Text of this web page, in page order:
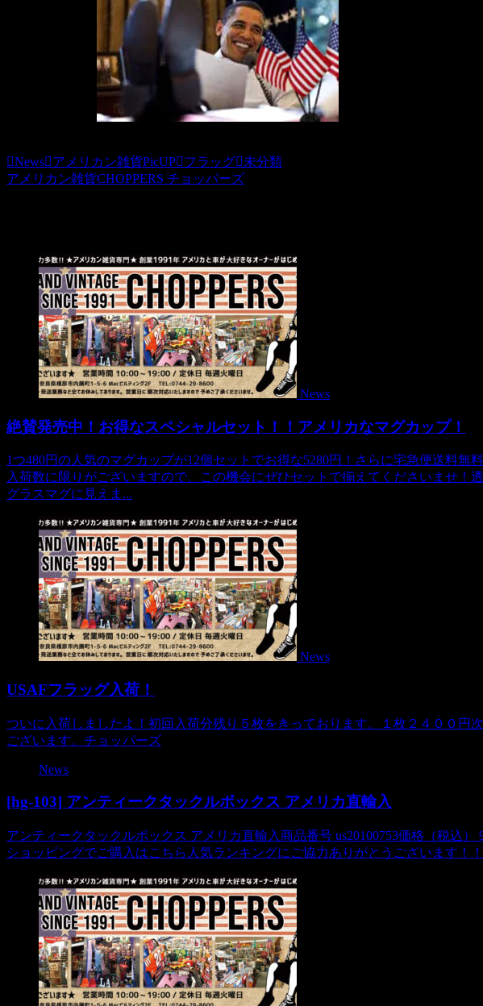
News アメリカン雑貨PicUP フラッグ
未分類
アメリカン雑貨CHOPPERS チョッパーズ
News
絶賛発売中！お得なスペシャルセット！！アメリカなマグカップ！
1つ480円の人気のマグカップが12個セットでお得な5280円！さらに宅急便送料無
入荷数に限りがございますので、この機会にぜひセットで揃えてくださいませ！
グラスマグに見えま...
News
USAFフラッグ入荷！
ついに入荷しましたよ！初回入荷分残り５枚をきっております。１枚２４００円
ございます。チョッパーズ
News
[hg-103] アンティークタックルボックス アメリカ直輸入
アンティークタックルボックス アメリカ直輸入商品番号 us20100753価格（税込）
ショッピングでご購入はこちら人気ランキングにご協力ありがとうございます！